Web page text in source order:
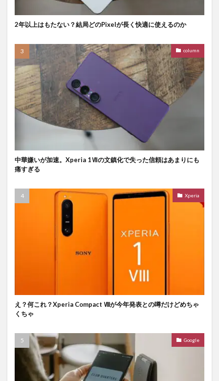
2年以上はもたない？結局どのPixelが長く快適に使えるのか
column
中華嫌いが加速。Xperia 1Ⅶの文鎮化で失った信頼はあまりにも
痛すぎる
Xperia
え？何これ？Xperia Compact Ⅷが今年発表との噂だけどめちゃ
くちゃ
Google